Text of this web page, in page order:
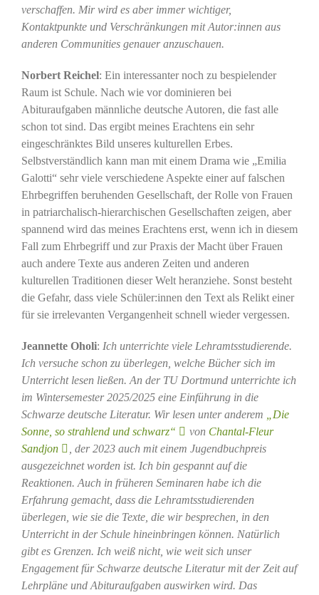
verschaffen. Mir wird es aber immer wichtiger,
Kontaktpunkte und Verschränkungen mit Autor:innen aus
anderen Communities genauer anzuschauen.
Norbert Reichel: Ein interessanter noch zu bespielender
Raum ist Schule. Nach wie vor dominieren bei
Abituraufgaben männliche deutsche Autoren, die fast alle
schon tot sind. Das ergibt meines Erachtens ein sehr
eingeschränktes Bild unseres kulturellen Erbes.
Selbstverständlich kann man mit einem Drama wie „Emilia
Galotti“ sehr viele verschiedene Aspekte einer auf falschen
Ehrbegriffen beruhenden Gesellschaft, der Rolle von Frauen
in patriarchalisch-hierarchischen Gesellschaften zeigen, aber
spannend wird das meines Erachtens erst, wenn ich in diesem
Fall zum Ehrbegriff und zur Praxis der Macht über Frauen
auch andere Texte aus anderen Zeiten und anderen
kulturellen Traditionen dieser Welt heranziehe. Sonst besteht
die Gefahr, dass viele Schüler:innen den Text als Relikt einer
für sie irrelevanten Vergangenheit schnell wieder vergessen.
Jeannette Oholi: Ich unterrichte viele Lehramtsstudierende.
Ich versuche schon zu überlegen, welche Bücher sich im
Unterricht lesen ließen. An der TU Dortmund unterrichte ich
im Wintersemester 2025/2025 eine Einführung in die
Schwarze deutsche Literatur. Wir lesen unter anderem
„Die
Sonne, so strahlend und schwarz“
von Chantal-Fleur
Sandjon
, der 2023 auch mit einem Jugendbuchpreis
ausgezeichnet worden ist. Ich bin gespannt auf die
Reaktionen. Auch in früheren Seminaren habe ich die
Erfahrung gemacht, dass die Lehramtsstudierenden
überlegen, wie sie die Texte, die wir besprechen, in den
Unterricht in der Schule hineinbringen können. Natürlich
gibt es Grenzen. Ich weiß nicht, wie weit sich unser
Engagement für Schwarze deutsche Literatur mit der Zeit auf
Lehrpläne und Abituraufgaben auswirken wird. Das